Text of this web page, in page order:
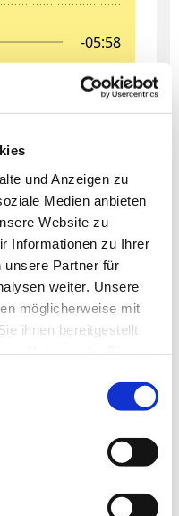
und Anzeigen zu
Medien anbieten
Website zu
Informationen zu Ihrer
unsere Partner für
weiter. Unsere
möglicherweise mit
ihnen bereitgestellt